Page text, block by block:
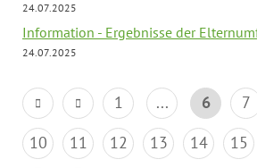
24.07.2025
Information - Ergebnisse der
24.07.2025
1 ... 6 7
10
11 12 13 14 15